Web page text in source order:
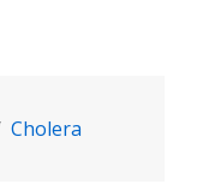
Cholera